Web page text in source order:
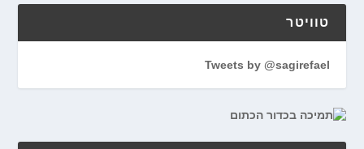
טוויטר
Tweets by @sagirefael